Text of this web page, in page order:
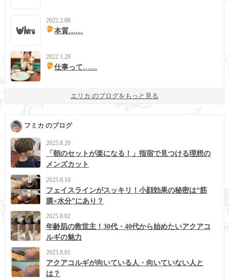
2022.2.08
本質……
2022.1.29
仕事って……
エリカ のブログをもっと見る
フミカ のブログ
2025.8.20
「朝のセットが楽になる！」指宿で見つける理想の
メンズカット
2025.8.10
フェイスラインがスッキリ！小顔効果の秘密は“筋
膜×水分”にあり？
2025.8.02
年齢肌の救世主！30代・40代から始めたいアクアコ
ルギの魅力
2025.8.01
アクアコルギが向いている人・向いていない人と
は？